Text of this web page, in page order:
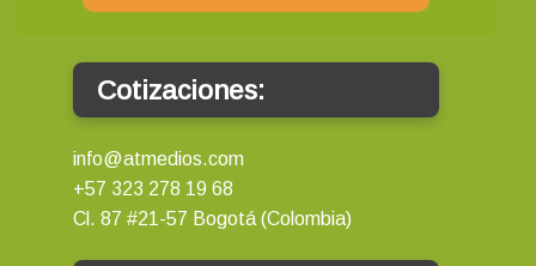
Cotizaciones:
info@atmedios.com
+57 323 278 19 68
Cl. 87 #21-57 Bogotá (Colombia)